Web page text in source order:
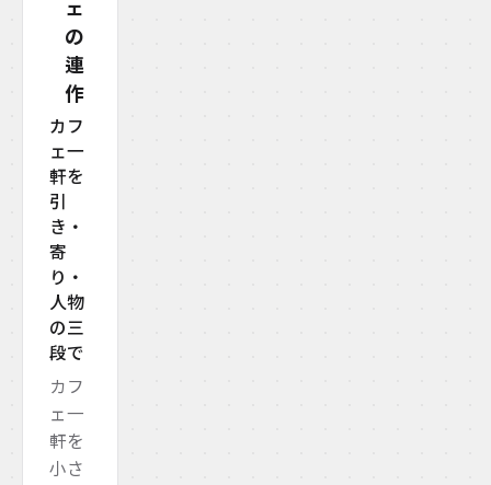
ェ
の
連
作
カフ
ェ一
軒を
引
き・
寄
り・
人物
の三
段で
カフ
ェ一
軒を
小さ